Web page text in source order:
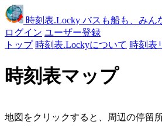
時刻表.Locky バスも船も、みん
ログイン ユーザー登録
トップ 時刻表.Lockyについて 時刻表
時刻表マップ
地図をクリックすると、周辺の停留